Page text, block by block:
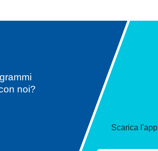
noi?
Scarica l'app